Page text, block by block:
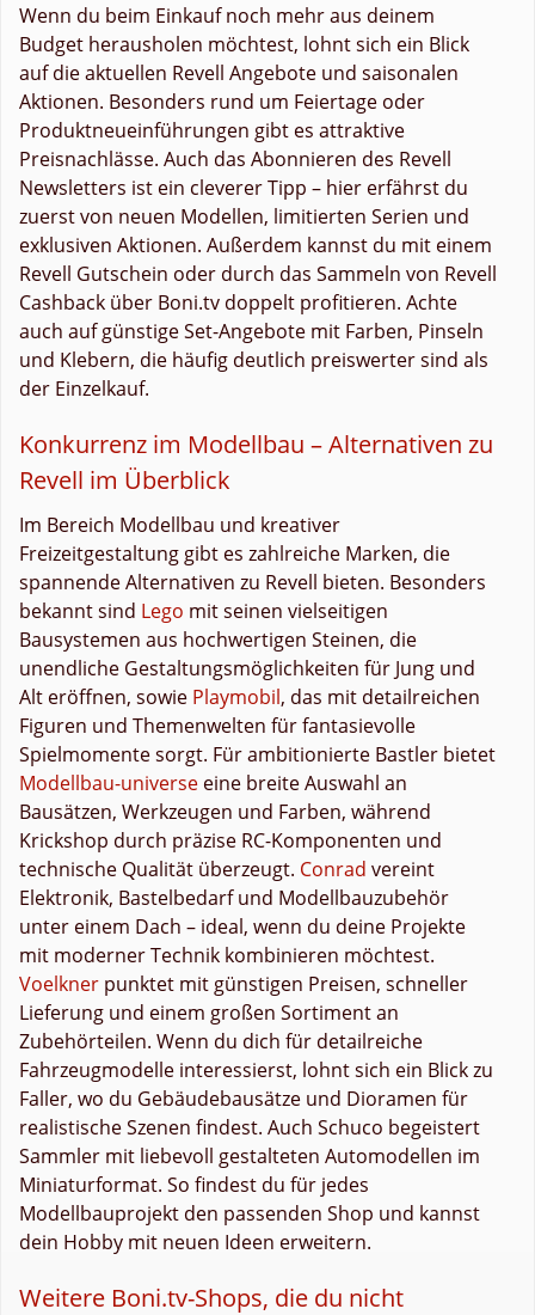
Wenn du beim Einkauf noch mehr aus deinem
Budget herausholen möchtest, lohnt sich ein Blick
auf die aktuellen Revell Angebote und saisonalen
Aktionen. Besonders rund um Feiertage oder
Produktneueinführungen gibt es attraktive
Preisnachlässe. Auch das Abonnieren des Revell
Newsletters ist ein cleverer Tipp – hier erfährst du
zuerst von neuen Modellen, limitierten Serien und
exklusiven Aktionen. Außerdem kannst du mit einem
Revell Gutschein oder durch das Sammeln von Revell
Cashback über Boni.tv doppelt profitieren. Achte
auch auf günstige Set-Angebote mit Farben, Pinseln
und Klebern, die häufig deutlich preiswerter sind als
der Einzelkauf.
Konkurrenz im Modellbau – Alternativen zu
Revell im Überblick
Im Bereich Modellbau und kreativer
Freizeitgestaltung gibt es zahlreiche Marken, die
spannende Alternativen zu Revell bieten. Besonders
bekannt sind Lego mit seinen vielseitigen
Bausystemen aus hochwertigen Steinen, die
unendliche Gestaltungsmöglichkeiten für Jung und
Alt eröffnen, sowie Playmobil, das mit detailreichen
Figuren und Themenwelten für fantasievolle
Spielmomente sorgt. Für ambitionierte Bastler bietet
Modellbau-universe eine breite Auswahl an
Bausätzen, Werkzeugen und Farben, während
Krickshop durch präzise RC-Komponenten und
technische Qualität überzeugt. Conrad vereint
Elektronik, Bastelbedarf und Modellbauzubehör
unter einem Dach – ideal, wenn du deine Projekte
mit moderner Technik kombinieren möchtest.
Voelkner punktet mit günstigen Preisen, schneller
Lieferung und einem großen Sortiment an
Zubehörteilen. Wenn du dich für detailreiche
Fahrzeugmodelle interessierst, lohnt sich ein Blick zu
Faller, wo du Gebäudebausätze und Dioramen für
realistische Szenen findest. Auch Schuco begeistert
Sammler mit liebevoll gestalteten Automodellen im
Miniaturformat. So findest du für jedes
Modellbauprojekt den passenden Shop und kannst
dein Hobby mit neuen Ideen erweitern.
Weitere Boni.tv-Shops, die du nicht